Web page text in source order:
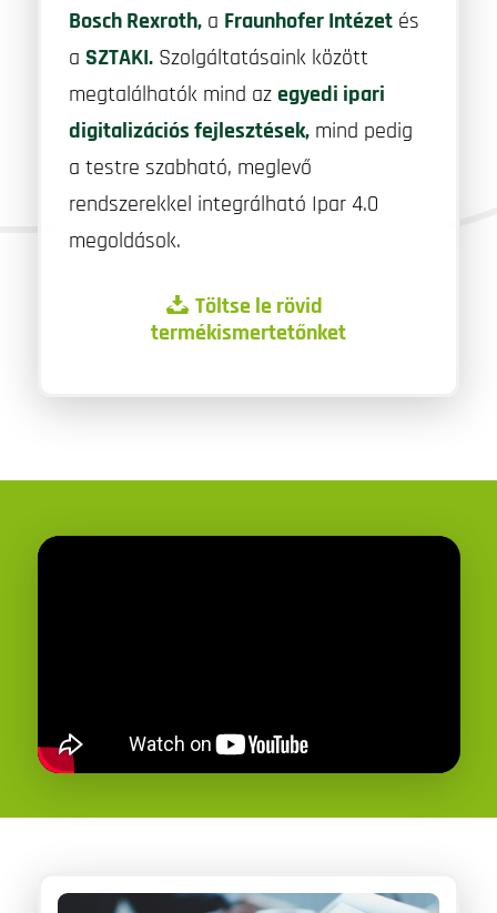
Bosch Rexroth,a Fraunhofer Intézetés
a SZTAKI.Szolgáltatásaink között
megtalálhatók mind azegyedi ipari
digitalizációs fejlesztések,mind pedig
a testre szabható, meglevő
rendszerekkel integrálható Ipar 4.0
megoldások.
Töltse le rövid
termékismertetőnket